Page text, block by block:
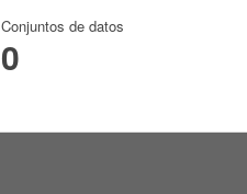
Conjuntos de datos
0